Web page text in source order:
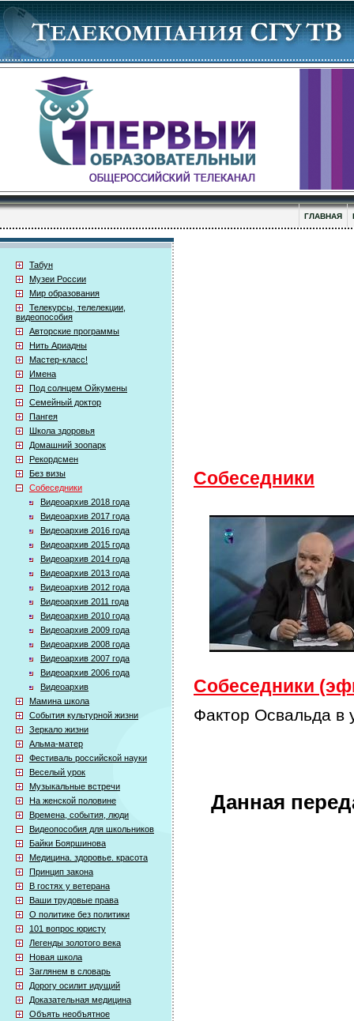
ГЛАВНАЯ
Табун
Музеи России
Мир образования
Телекурсы, телелекции,
видеопособия
Авторские программы
Нить Ариадны
Мастер-класс!
Имена
Под солнцем Ойкумены
Семейный доктор
Пангея
Школа здоровья
Домашний зоопарк
Рекордсмен
Без визы
Собеседники
Видеоархив 2018 года
Видеоархив 2017 года
Видеоархив 2016 года
Видеоархив 2015 года
Видеоархив 2014 года
Видеоархив 2013 года
Видеоархив 2012 года
Видеоархив 2011 года
Видеоархив 2010 года
Видеоархив 2009 года
Видеоархив 2008 года
Видеоархив 2007 года
Видеоархив 2006 года
Видеоархив
Мамина школа
События культурной жизни
Зеркало жизни
Альма-матер
Фестиваль российской науки
Веселый урок
Музыкальные встречи
На женской половине
Времена, события, люди
Видеопособия для школьников
Байки Бояршинова
Медицина. здоровье. красота
Принцип закона
В гостях у ветерана
Ваши трудовые права
О политике без политики
101 вопрос юристу
Легенды золотого века
Новая школа
Заглянем в словарь
Дорогу осилит идущий
Доказательная медицина
Объять необъятное
Собеседники
Собеседники
Фактор Освальда в
Данная